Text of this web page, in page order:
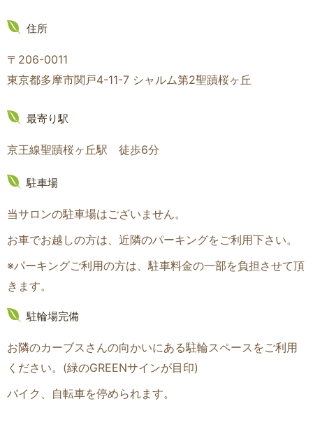
住所
〒206-0011
東京都多摩市関戸4-11-7 シャルム第2聖蹟桜ヶ丘
最寄り駅
京王線聖蹟桜ヶ丘駅 徒歩6分
駐車場
当サロンの駐車場はございません。
お車でお越しの方は、近隣のパーキングをご利用下さい。
※パーキングご利用の方は、駐車料金の一部を負担させて頂
きます。
駐輪場完備
お隣のカーブスさんの向かいにある駐輪スペースをご利用
ください。(緑のGREENサインが目印)
バイク、自転車を停められます。